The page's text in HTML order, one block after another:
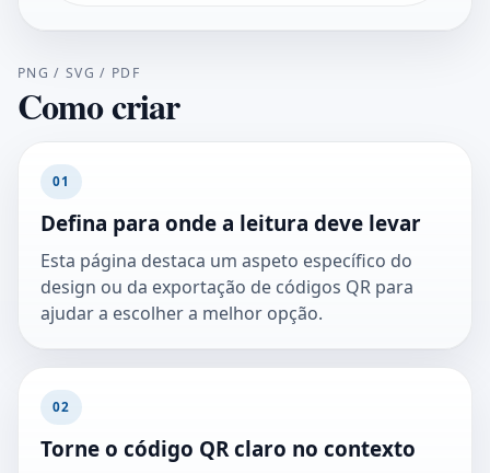
PNG / SVG / PDF
Como criar
01
Defina para onde a leitura deve levar
Esta página destaca um aspeto específico do
design ou da exportação de códigos QR para
ajudar a escolher a melhor opção.
02
Torne o código QR claro no contexto